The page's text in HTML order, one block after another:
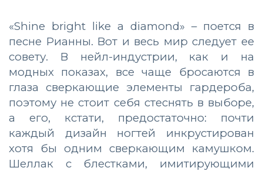
«Shine bright like a diamond» – поется в
песне Рианны. Вот и весь мир следует ее
совету. В нейл-индустрии, как и на
модных показах, все чаще бросаются в
глаза сверкающие элементы гардероба,
поэтому не стоит себя стеснять в выборе,
а его, кстати, предостаточно: почти
каждый дизайн ногтей инкрустирован
хотя бы одним сверкающим камушком.
Шеллак с блестками, имитирующими